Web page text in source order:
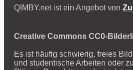
QIMBY.net ist ein Angebot von
Creative Commons CC0-
Es ist häufig schwierig, freies
und studentische Arbeiten oder